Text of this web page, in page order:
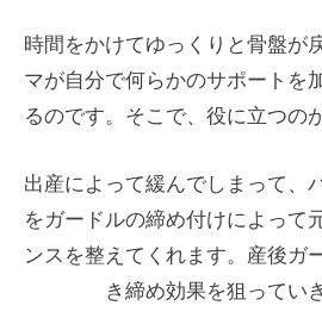
時間をかけてゆっくりと骨盤が
マが自分で何らかのサポートを
るのです。そこで、役に立つの
出産によって緩んでしまって、
をガードルの締め付けによって
ンスを整えてくれます。産後ガ
き締め効果を狙ってい